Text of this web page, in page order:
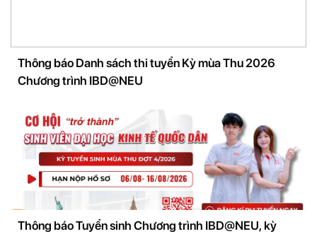
Thông báo Danh sách thi tuyển Kỳ mùa Thu 2026
Chương trình IBD@NEU
Thông báo Tuyển sinh Chương trình IBD@NEU, kỳ